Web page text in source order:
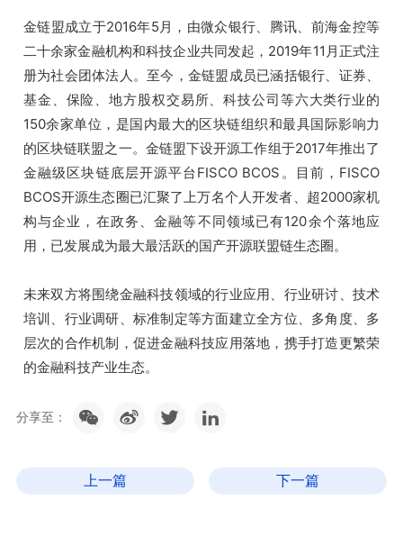
金链盟成立于2016年5月，由微众银行、腾讯、前海金控等
二十余家金融机构和科技企业共同发起，2019年11月正式注
册为社会团体法人。至今，金链盟成员已涵括银行、证券、
基金、保险、地方股权交易所、科技公司等六大类行业的
150余家单位，是国内最大的区块链组织和最具国际影响力
的区块链联盟之一。金链盟下设开源工作组于2017年推出了
金融级区块链底层开源平台FISCO BCOS。
目 前， FISCO
BCOS开源生态圈已汇聚了上万名个人开发者、超2000家机
构与企业，在政务、金融等不同领域已有120余个落地应
用，已发展成为最大最活跃的国产开源联盟链生态圈。
未来双方将围绕金融科技领域的行业应用、行业研讨、技术
培训、行业调研、标准制定等方面建立全方位、多角度、多
层次的合作机制，促进金融科技应用落地，携手打造更繁荣
的金融科技产业生态。
分享至：
上一篇 下一篇